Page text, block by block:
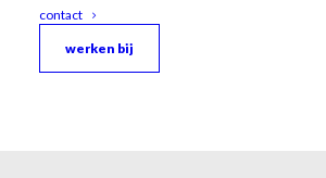
contact
werken bij